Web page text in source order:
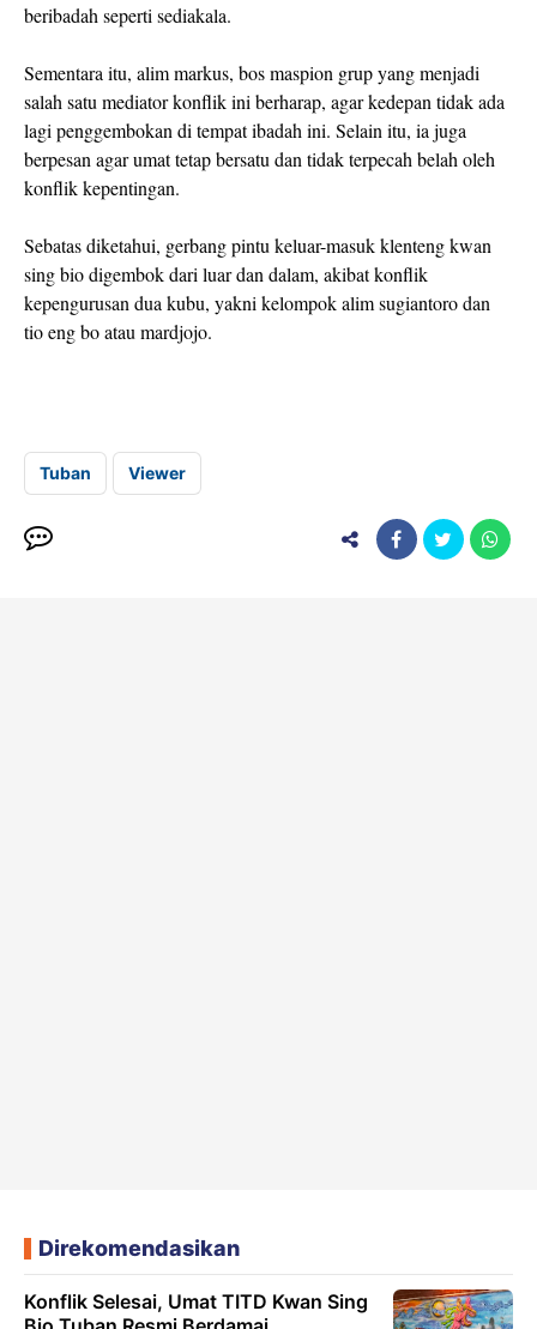
beribadah seperti sediakala.
Sementara itu, alim markus, bos maspion grup yang menjadi
salah satu mediator konflik ini berharap, agar kedepan tidak ada
lagi penggembokan di tempat ibadah ini. Selain itu, ia juga
berpesan agar umat tetap bersatu dan tidak terpecah belah oleh
konflik kepentingan.
Sebatas diketahui, gerbang pintu keluar-masuk klenteng kwan
sing bio digembok dari luar dan dalam, akibat konflik
kepengurusan dua kubu, yakni kelompok alim sugiantoro dan
tio eng bo atau mardjojo.
Tuban Viewer
Direkomendasikan
Konflik Selesai, Umat TITD Kwan Sing